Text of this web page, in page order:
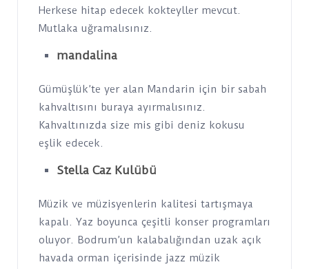
Herkese hitap edecek kokteyller mevcut.
Mutlaka uğramalısınız.
mandalina
Gümüşlük’te yer alan Mandarin için bir sabah
kahvaltısını buraya ayırmalısınız.
Kahvaltınızda size mis gibi deniz kokusu
eşlik edecek.
Stella Caz Kulübü
Müzik ve müzisyenlerin kalitesi tartışmaya
kapalı. Yaz boyunca çeşitli konser programları
oluyor. Bodrum’un kalabalığından uzak açık
havada orman içerisinde jazz müzik